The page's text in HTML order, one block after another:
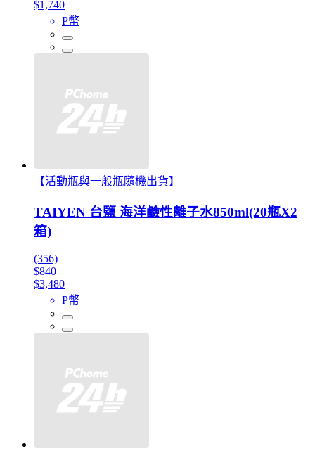
$1,740
P幣
【活動瓶與一般瓶隨機出貨】
TAIYEN 台鹽 海洋鹼性離子水850ml(20瓶X2
箱)
(356)
$840
$3,480
P幣